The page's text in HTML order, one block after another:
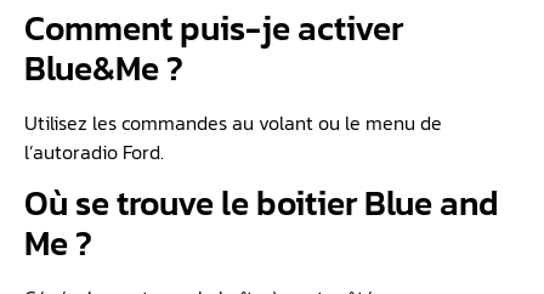
Comment puis-je activer
Blue&Me ?
Utilisez les commandes au volant ou le menu de
l’autoradio Ford.
Où se trouve le boitier Blue and
Me ?